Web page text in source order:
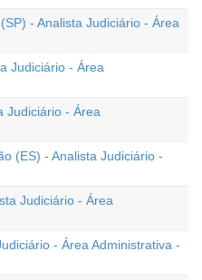
- Analista Judiciário - Área
Judiciário - Área
Judiciário - Área
(ES) - Analista Judiciário -
Judiciário - Área
- Área Administrativa -